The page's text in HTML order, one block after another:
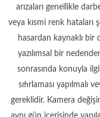
arızaları genellikle
veya kısmi renk hataları
hasardan kaynaklı
yazılımsal bir
sonrasında konuyla
sıfırlaması yapılmalı
gereklidir. Kamera